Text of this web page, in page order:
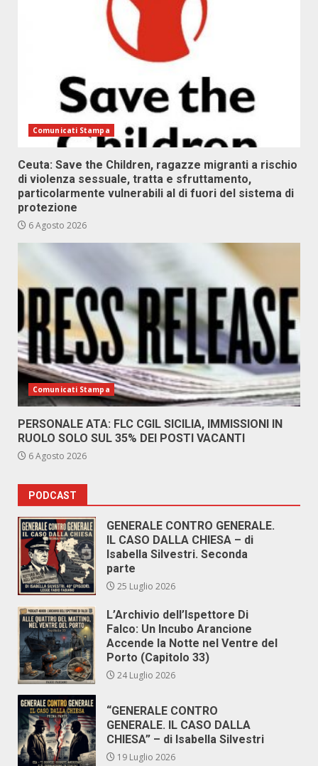
Comunicati Stampa
Ceuta: Save the Children, ragazze migranti a rischio
di violenza sessuale, tratta e sfruttamento,
particolarmente vulnerabili al di fuori del sistema di
protezione
6 Agosto 2026
Comunicati Stampa
PERSONALE ATA: FLC CGIL SICILIA, IMMISSIONI IN
RUOLO SOLO SUL 35% DEI POSTI VACANTI
6 Agosto 2026
PODCAST
GENERALE CONTRO GENERALE.
IL CASO DALLA CHIESA – di
Isabella Silvestri. Seconda
parte
25 Luglio 2026
L’Archivio dell’Ispettore Di
Falco: Un Incubo Arancione
Accende la Notte nel Ventre del
Porto (Capitolo 33)
24 Luglio 2026
“GENERALE CONTRO
GENERALE. IL CASO DALLA
CHIESA” – di Isabella Silvestri
19 Luglio 2026